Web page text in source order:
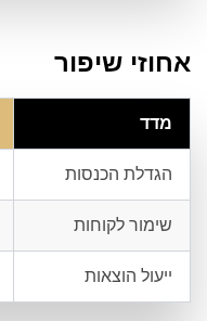
אחוזי שיפור
מדד
הגדלת הכנסות
שימור לקוחות
ייעול הוצאות